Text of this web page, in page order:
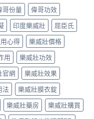
哥份量
偉哥功效
印度樂威壯
屈臣氏
心得
樂威壯價格
用
樂威壯功效
官網
樂威壯效果
法
樂威壯膜衣錠
樂威壯藥房
樂威壯購買